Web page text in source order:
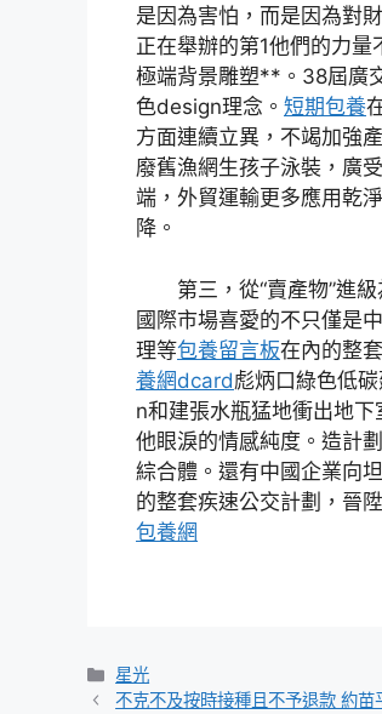
是因為害怕，而是因為對
正在舉辦的第1他們的力
極端背景雕塑**。38屆廣
色design理念。 短期包養
方面連續立異，不竭加強
廢舊漁網生孩子泳裝，廣
端，外貿運輸更多應用乾
降。
第三，從“賣產物”進級
國際市場喜愛的不只僅是
理等包養留言板在內的整
養網dcard彪炳口綠色低
n和建張水瓶猛地衝出地
他眼淚的情感純度。造計
綜合體。還有中國企業向
的整套疾速公交計劃，晉
包養網
分
類
星光
不克不及按時接種且不予退款 約